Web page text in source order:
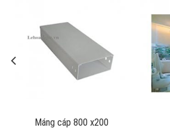
Máng cáp 800 x200